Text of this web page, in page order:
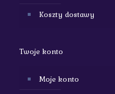
Koszty dostawy
Twoje konto
Moje konto